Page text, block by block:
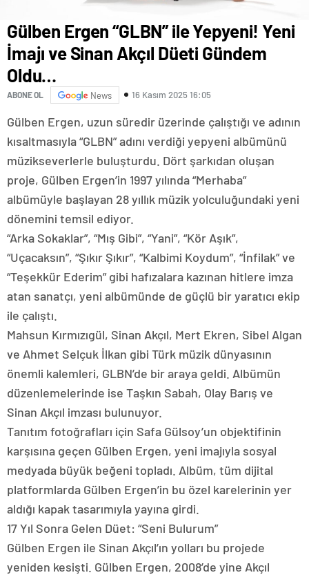
Gülben Ergen “GLBN” ile Yepyeni! Yeni
İmajı ve Sinan Akçıl Düeti Gündem
Oldu…
ABONE OL News 16 Kasım 2025 16:05
Gülben Ergen, uzun süredir üzerinde çalıştığı ve adının
kısaltmasıyla “GLBN” adını verdiği yepyeni albümünü
müzikseverlerle buluşturdu. Dört şarkıdan oluşan
proje, Gülben Ergen’in 1997 yılında “Merhaba”
albümüyle başlayan 28 yıllık müzik yolculuğundaki yeni
dönemini temsil ediyor.
“Arka Sokaklar”, “Mış Gibi”, “Yani”, “Kör Aşık”,
“Uçacaksın”, “Şıkır Şıkır”, “Kalbimi Koydum”, “İnfilak” ve
“Teşekkür Ederim” gibi hafızalara kazınan hitlere imza
atan sanatçı, yeni albümünde de güçlü bir yaratıcı ekip
ile çalıştı.
Mahsun Kırmızıgül, Sinan Akçıl, Mert Ekren, Sibel Algan
ve Ahmet Selçuk İlkan gibi Türk müzik dünyasının
önemli kalemleri, GLBN’de bir araya geldi. Albümün
düzenlemelerinde ise Taşkın Sabah, Olay Barış ve
Sinan Akçıl imzası bulunuyor.
Tanıtım fotoğrafları için Safa Gülsoy’un objektifinin
karşısına geçen Gülben Ergen, yeni imajıyla sosyal
medyada büyük beğeni topladı. Albüm, tüm dijital
platformlarda Gülben Ergen’in bu özel karelerinin yer
aldığı kapak tasarımıyla yayına girdi.
17 Yıl Sonra Gelen Düet: “Seni Bulurum”
Gülben Ergen ile Sinan Akçıl’ın yolları bu projede
yeniden kesişti. Gülben Ergen, 2008’de yine Akçıl